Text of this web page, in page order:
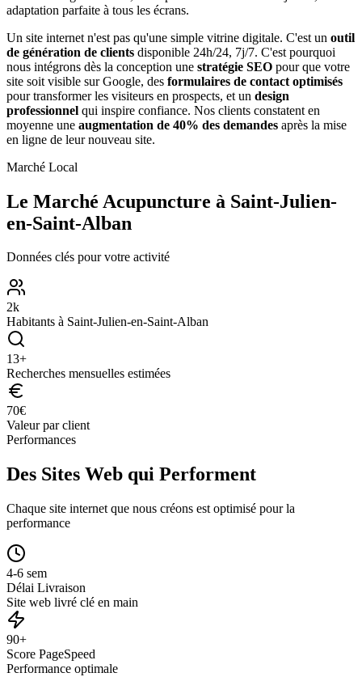
adaptation parfaite à tous les écrans.
Un site internet n'est pas qu'une simple vitrine digitale. C'est un outil
de génération de clients disponible 24h/24, 7j/7. C'est pourquoi
nous intégrons dès la conception une stratégie SEO pour que votre
site soit visible sur Google, des formulaires de contact optimisés
pour transformer les visiteurs en prospects, et un design
professionnel qui inspire confiance. Nos clients constatent en
moyenne une augmentation de 40% des demandes après la mise
en ligne de leur nouveau site.
Marché Local
Le Marché Acupuncture à Saint-Julien-
en-Saint-Alban
Données clés pour votre activité
2k
Habitants à Saint-Julien-en-Saint-Alban
13+
Recherches mensuelles estimées
70€
Valeur par client
Performances
Des Sites Web qui Performent
Chaque site internet que nous créons est optimisé pour la
performance
4-6 sem
Délai Livraison
Site web livré clé en main
90+
Score PageSpeed
Performance optimale